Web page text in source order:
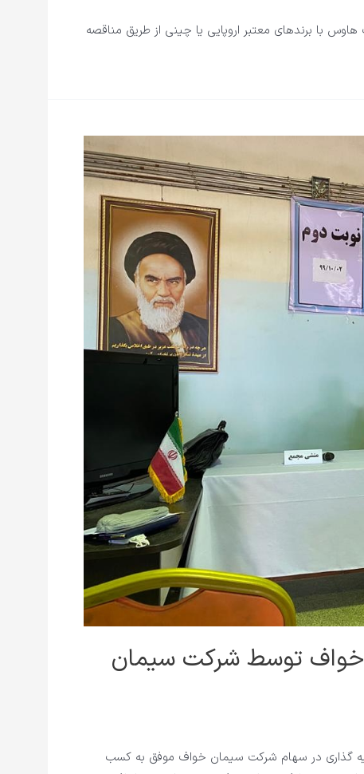
نظر دارد نسبت به خرید مقدار ۶۰۰۰ عدد کیسه بگ هاوس با برندهای معتبر اروپایی یا چینی از طریق مناقصه
توسط شرکت سیمان
گذاری در سهام شرکت سیمان خواف موفق به کسب